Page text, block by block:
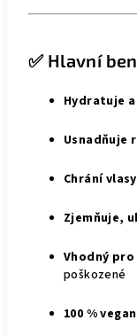
✅ Hlavní
Hydratuje
Usnadňuje
Chrání
Zjemňuje,
Vhodný
poškozené
100 %